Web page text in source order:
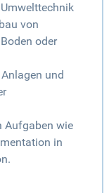
von
oder
und
Aufgaben wie
in